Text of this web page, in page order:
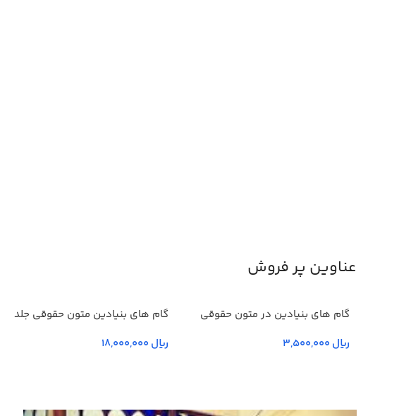
عناوین پر فروش
گام های بنیادین در متون حقوقي
ریال
گام های بنیادین متون حقوقی جلد
ریال